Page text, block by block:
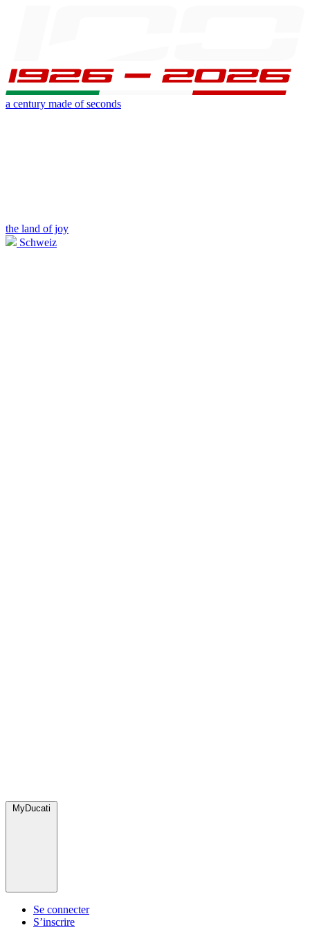
a century made of seconds
the land of joy
Schweiz
MyDucati
Se connecter
S’inscrire